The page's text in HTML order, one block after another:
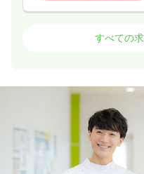
介護・福祉系正看護師
23.7〜31.0 万円/月
8:30～17:30（休憩60
日祝休み
4週8休以上
月給31万円以上可
すべての